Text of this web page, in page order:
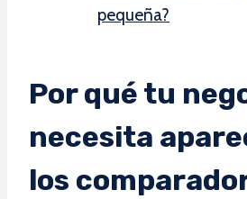
pequeña?
Por qué tu
necesita
los